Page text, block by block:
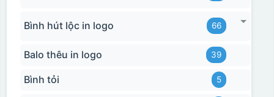
Bình hút lộc in logo 66
Balo thêu in logo 39
Bình tỏi 5